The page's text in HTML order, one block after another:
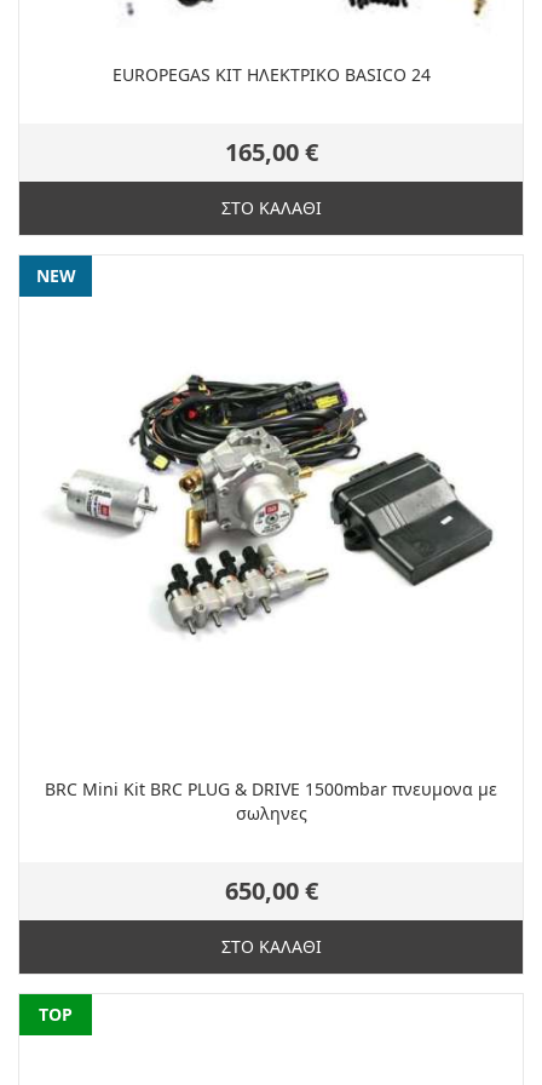
EUROPEGAS KIT ΗΛΕΚΤΡΙΚΟ BASICO 24
165,00 €
ΣΤΟ ΚΑΛΑΘΙ
NEW
BRC Mini Kit BRC PLUG & DRIVE 1500mbar πνευμονα με
σωληνες
650,00 €
ΣΤΟ ΚΑΛΑΘΙ
NEW
TOP